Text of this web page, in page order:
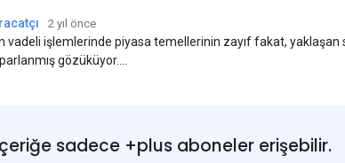
2 yıl önce
vadeli işlemlerinde piyasa temellerinin zayıf fakat, yaklaşan
gözüküyor.
3-5$ civarında etkiledi. Bakalım ilerleyen günlerde neler
sadece +plus aboneler erişebilir.